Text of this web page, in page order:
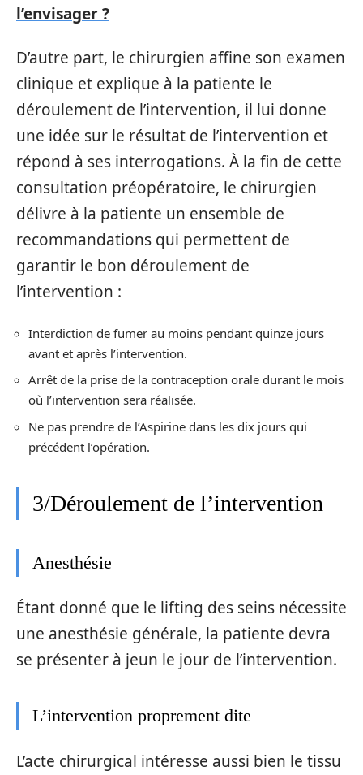
l’envisager ?
D’autre part, le chirurgien affine son examen
clinique et explique à la patiente le
déroulement de l’intervention, il lui donne
une idée sur le résultat de l’intervention et
répond à ses interrogations. À la fin de cette
consultation préopératoire, le chirurgien
délivre à la patiente un ensemble de
recommandations qui permettent de
garantir le bon déroulement de
l’intervention :
Interdiction de fumer au moins pendant quinze jours
avant et après l’intervention.
Arrêt de la prise de la contraception orale durant le mois
où l’intervention sera réalisée.
Ne pas prendre de l’Aspirine dans les dix jours qui
précédent l’opération.
3/Déroulement de l’intervention
Anesthésie
Étant donné que le lifting des seins nécessite
une anesthésie générale, la patiente devra
se présenter à jeun le jour de l’intervention.
L’intervention proprement dite
L’acte chirurgical intéresse aussi bien le tissu